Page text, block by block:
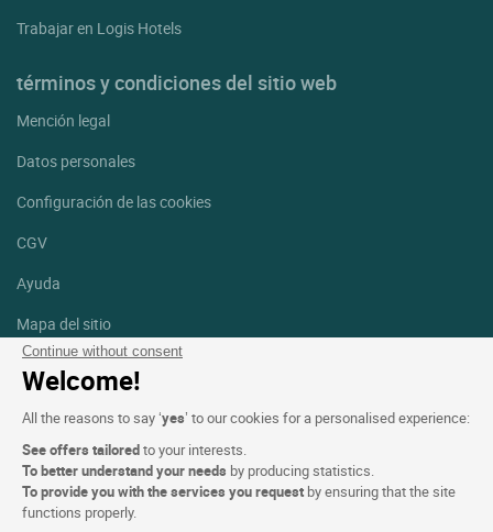
Continue without consent
Welcome!
All the reasons to say ‘yes’ to our cookies for a personalised experience:
See offers tailoredto your interests.
To better understand your needs by producing statistics.
To provide you with the services you request by ensuring that the site
functions properly.
Trabajar en Logis Hotels
términos y condiciones del sitio web
Mención legal
Datos personales
Configuración de las cookies
CGV
Ayuda
Mapa del sitio
Créditos
fotografías
Facebook
Linkedin